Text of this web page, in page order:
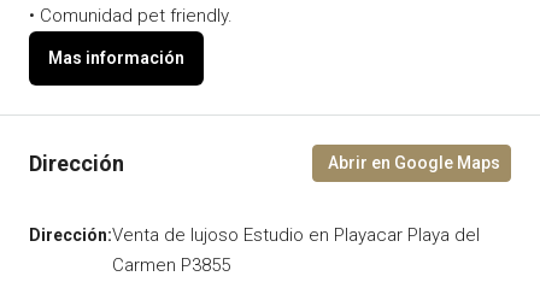
• Comunidad pet friendly.
Venta de lujoso Estudio en Playacar Playa del
Carmen P3855